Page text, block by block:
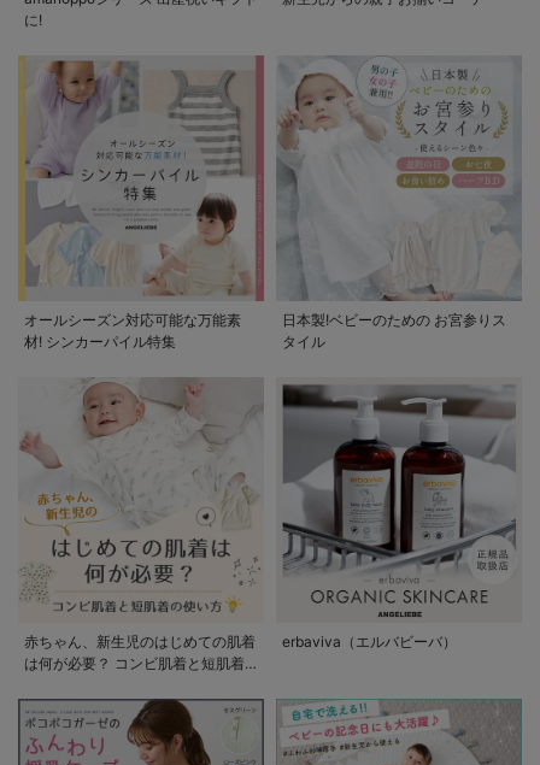
に!
オールシーズン対応可能な万能素
材! シンカーパイル特集
日本製!ベビーのための お宮参りス
タイル
赤ちゃん、新生児のはじめての肌着
は何が必要？ コンビ肌着と短肌着
erbaviva（エルバビーバ）